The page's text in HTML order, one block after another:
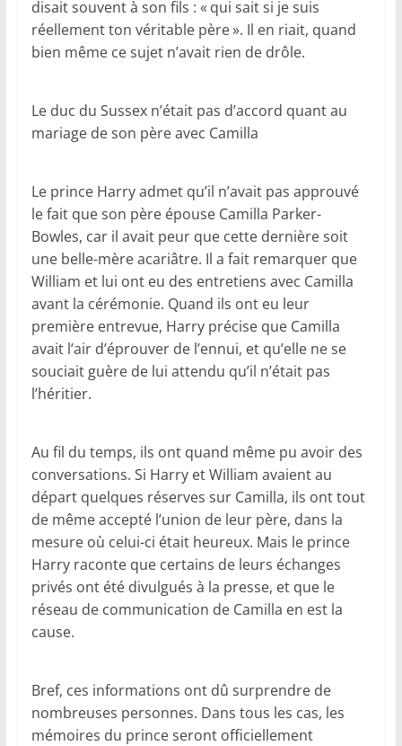
disait souvent à son fils : « qui sait si je suis
réellement ton véritable père ». Il en riait, quand
bien même ce sujet n’avait rien de drôle.
Le duc du Sussex n’était pas d’accord quant au
mariage de son père avec Camilla
Le prince Harry admet qu’il n’avait pas approuvé
le fait que son père épouse Camilla Parker-
Bowles, car il avait peur que cette dernière soit
une belle-mère acariâtre. Il a fait remarquer que
William et lui ont eu des entretiens avec Camilla
avant la cérémonie. Quand ils ont eu leur
première entrevue, Harry précise que Camilla
avait l’air d’éprouver de l’ennui, et qu’elle ne se
souciait guère de lui attendu qu’il n’était pas
l’héritier.
Au fil du temps, ils ont quand même pu avoir des
conversations. Si Harry et William avaient au
départ quelques réserves sur Camilla, ils ont tout
de même accepté l’union de leur père, dans la
mesure où celui-ci était heureux. Mais le prince
Harry raconte que certains de leurs échanges
privés ont été divulgués à la presse, et que le
réseau de communication de Camilla en est la
cause.
Bref, ces informations ont dû surprendre de
nombreuses personnes. Dans tous les cas, les
mémoires du prince seront officiellement